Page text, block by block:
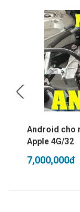
Android cho
Apple 4G/32
7,000,000đ